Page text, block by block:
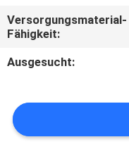
FORDERN
EIN
ANGEBOT
Versorgungsmaterial-
Fähigkeit:
Ausgesucht: